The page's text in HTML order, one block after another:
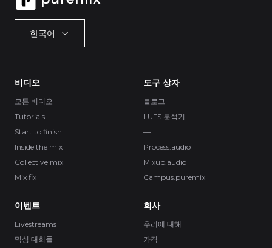
한국어
비디오
모든 비디오
Tutorials
Start to finish
Inside the mix
Collective mix
Mix fix
도구 상자
블로그
LUFS 분석기
—
Process.audio
Mixup.audio
Campus.puremix
이벤트
Livestreams
믹싱 대회들
회사
우리에 대해
가격